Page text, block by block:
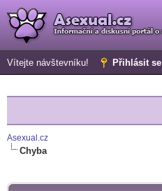
Vítejte návštevníku! Přihlásit se
Asexual.cz
Chyba